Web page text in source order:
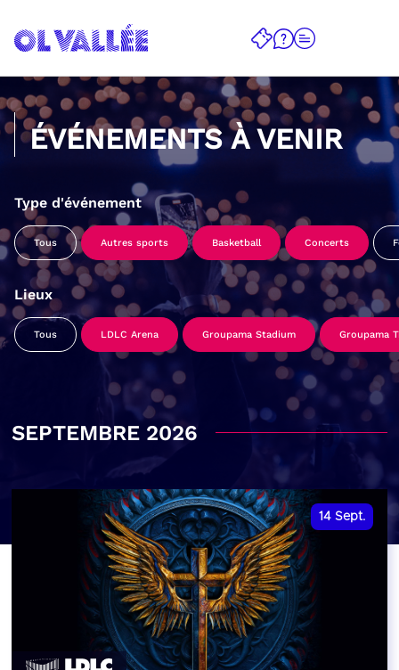
ÉVÉNEMENTS À VENIR
Type d'événement
Tous Autres sports Basketball Concerts
Lieux
Tous LDLC Arena Groupama Stadium Groupama
SEPTEMBRE 2026
14 Sept.